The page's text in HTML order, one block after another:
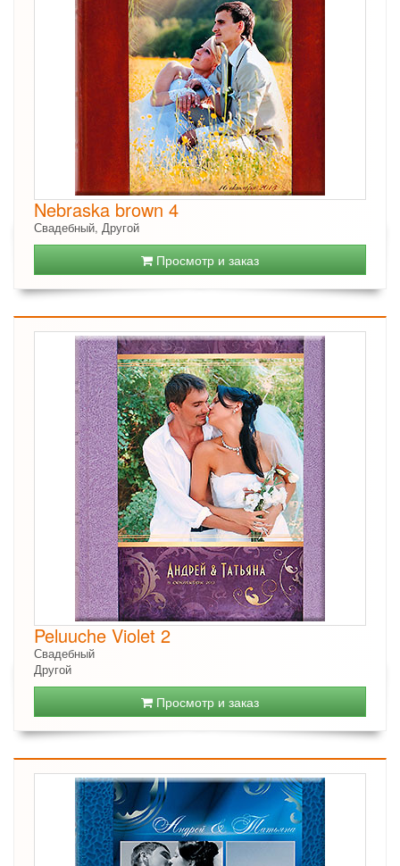
Nebraska brown 4
Свадебный, Другой
Просмотр и заказ
Peluuche Violet 2
Свадебный
Другой
Просмотр и заказ